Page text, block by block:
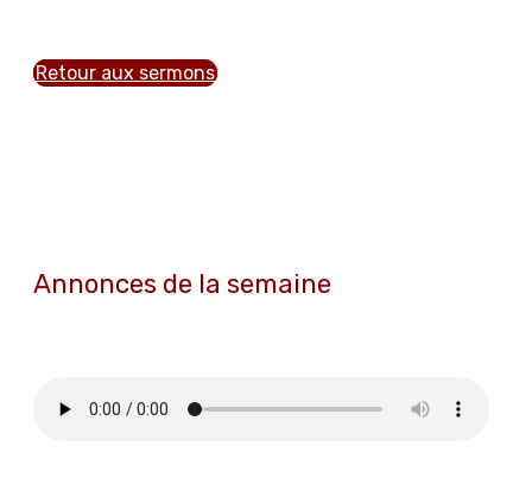
Retour aux sermons
Annonces de la semaine